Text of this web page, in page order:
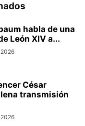
habla de una
León XIV a...
César
transmisión